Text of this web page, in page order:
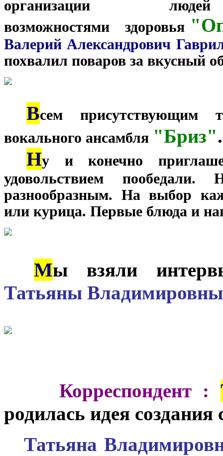
организации
возможностями
здоровья
Валерий Александрович
похвалил поваров за вкусный
Всем присутствующим
вокального ансамбля "Бриз".
Ну и конечно
удовольствием
разнообразным. На выбор
или курица. Первые блюда и
Мы взяли
Татьяны Владимировны
Корреспондент :
родилась идея создания
Татьяна